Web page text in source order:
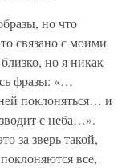
но что
связано с моими
но я никак
фразы: «…
поклоняться… и
с неба…».
за зверь такой,
все,